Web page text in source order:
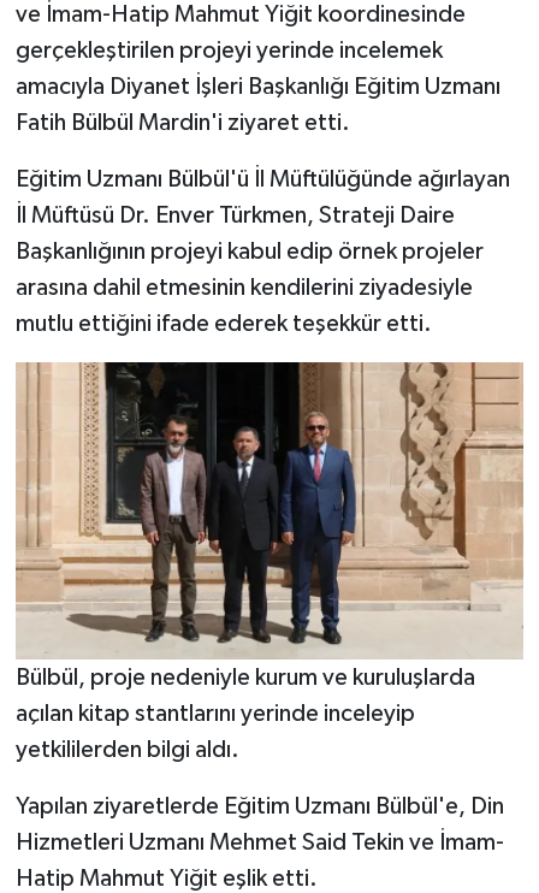
ve İmam-Hatip Mahmut Yiğit koordinesinde
gerçekleştirilen projeyi yerinde incelemek
amacıyla Diyanet İşleri Başkanlığı Eğitim Uzmanı
Fatih Bülbül Mardin'i ziyaret etti.
Eğitim Uzmanı Bülbül'ü İl Müftülüğünde ağırlayan
İl Müftüsü Dr. Enver Türkmen, Strateji Daire
Başkanlığının projeyi kabul edip örnek projeler
arasına dahil etmesinin kendilerini ziyadesiyle
mutlu ettiğini ifade ederek teşekkür etti.
Bülbül, proje nedeniyle kurum ve kuruluşlarda
açılan kitap stantlarını yerinde inceleyip
yetkililerden bilgi aldı.
Yapılan ziyaretlerde Eğitim Uzmanı Bülbül'e, Din
Hizmetleri Uzmanı Mehmet Said Tekin ve İmam-
Hatip Mahmut Yiğit eşlik etti.
Bitlis Müftülüğü
Bolu Müftülüğü
Burdur Müftülüğü
Bursa Müftülüğü
Çankırı Müftülüğü
Çorum Müftülüğü
Denizli Müftülüğü
Diyarbakır Müftülüğü
Düzce Müftülüğü
Edirne Müftülüğü
Elazığ Müftülüğü
Erzincan Müftülüğü
Erzurum Müftülüğü
Sağlık
Makaleler
Ekonomi
Duyurular
Bilim, Teknoloji
Biyografiler
Diyanet TV
İhtida Haberleri
YAŞAM